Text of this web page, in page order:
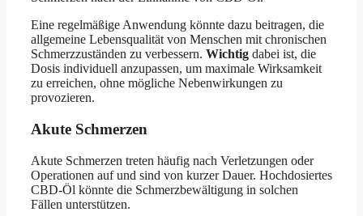
Eine regelmäßige Anwendung könnte dazu beitragen, die
allgemeine Lebensqualität von Menschen mit chronischen
Schmerzzuständen zu verbessern. Wichtig dabei ist, die
Dosis individuell anzupassen, um maximale Wirksamkeit
zu erreichen, ohne mögliche Nebenwirkungen zu
provozieren.
Akute Schmerzen
Akute Schmerzen treten häufig nach Verletzungen oder
Operationen auf und sind von kurzer Dauer. Hochdosiertes
CBD-Öl könnte die Schmerzbewältigung in solchen
Fällen unterstützen.